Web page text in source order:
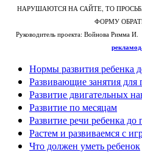
НАРУШАЮТСЯ НА САЙТЕ, ТО
ФОРМУ
Руководитель проекта: Войнова Римма
Нормы развития ребенка
Развивающие занятия для
Развитие двигательных
Развитие по месяцам
Развитие речи ребенка до
Растем и развиваемся с
Что должен уметь ребенок